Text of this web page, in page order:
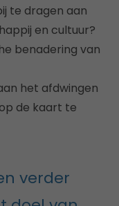
te dragen aan
en cultuur?
benadering van
het afdwingen
de kaart te
verder